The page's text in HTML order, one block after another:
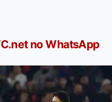
no WhatsApp